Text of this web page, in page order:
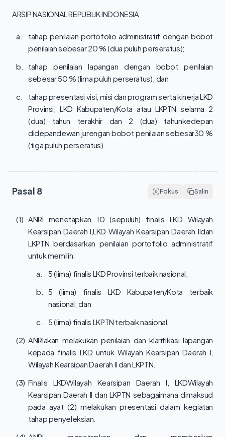
ARSIP NASIONAL REPUBLIK INDONESIA
a.
tahap penilaian portofolio administratif dengan bobot
penilaian sebesar 20 % (dua puluh perseratus);
b.
tahap penilaian lapangan dengan bobot penilaian
sebesar 50 % (lima puluh perseratus); dan
c.
tahap presentasi visi, misi dan program serta kinerja LKD
Provinsi, LKD Kabupaten/Kota atau LKPTN selama 2
(dua) tahun terakhir dan 2 (dua) tahunkedepan
didepandewan jurengan bobot penilaian sebesar30 %
(tiga puluh perseratus).
Pasal 8 Fokus Salin
(1) ANRI menetapkan 10 (sepuluh) finalis LKD Wilayah
Kearsipan Daerah I,LKD Wilayah Kearsipan Daerah IIdan
LKPTN berdasarkan penilaian portofolio administratif
untuk memilih:
a.
5 (lima) finalis LKD Provinsi terbaik nasional;
b. 5 (lima) finalis LKD Kabupaten/Kota terbaik
nasional; dan
c.
5 (lima) finalis LKPTN terbaik nasional.
(2) ANRIakan melakukan penilaian dan klarifikasi lapangan
kepada finalis LKD untuk Wilayah Kearsipan Daerah I,
Wilayah Kearsipan Daerah II dan LKPTN.
(3) Finalis LKDWilayah Kearsipan Daerah I, LKDWilayah
Kearsipan Daerah II dan LKPTN sebagaimana dimaksud
pada ayat (2) melakukan presentasi dalam kegiatan
tahap penyeleksian.